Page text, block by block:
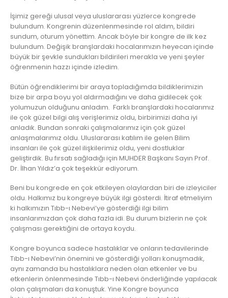
İşimiz gereği ulusal veya uluslararası yüzlerce kongrede
bulundum. Kongrenin düzenlenmesinde rol aldım, bildiri
sundum, oturum yönettim. Ancak böyle bir kongre de ilk kez
bulundum. Değişik branşlardaki hocalarımızın heyecan içinde
büyük bir şevkle sundukları bildirileri merakla ve yeni şeyler
öğrenmenin hazzı içinde izledim.
Bütün öğrendiklerimi bir araya topladığımda bildiklerimizin
bize bir arpa boyu yol aldırmadığını ve daha gidilecek çok
yolumuzun olduğunu anladım. Farklı branşlardaki hocalarımız
ile çok güzel bilgi alış verişlerimiz oldu, birbirimizi daha iyi
anladık. Bundan sonraki çalışmalarımız için çok güzel
anlaşmalarımız oldu. Uluslararası katılım ile gelen Bilim
insanları ile çok güzel ilişkilerimiz oldu, yeni dostluklar
geliştirdik. Bu fırsatı sağladığı için MUHDER Başkanı Sayın Prof.
Dr. İlhan Yıldız’a çok teşekkür ediyorum.
Beni bu kongrede en çok etkileyen olaylardan biri de izleyiciler
oldu. Halkımız bu kongreye büyük ilgi gösterdi. İtiraf etmeliyim
ki halkımızın Tıbb-ı Nebevi’ye gösterdiği ilgi bilim
insanlarımızdan çok daha fazla idi. Bu durum bizlerin ne çok
çalışması gerektiğini de ortaya koydu.
Kongre boyunca sadece hastalıklar ve onların tedavilerinde
Tıbb-ı Nebevi’nin önemini ve gösterdiği yolları konuşmadık,
aynı zamanda bu hastalıklara neden olan etkenler ve bu
etkenlerin önlenmesinde Tıbb-ı Nebevi önderliğinde yapılacak
olan çalışmaları da konuştuk. Yine Kongre boyunca